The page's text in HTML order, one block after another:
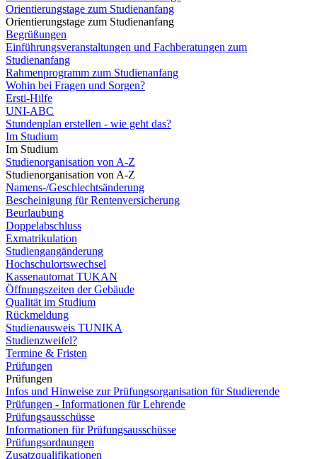
Orientierungstage zum Studienanfang
Orientierungstage zum Studienanfang
Begrüßungen
Einführungsveranstaltungen und Fachberatungen zum
Studienanfang
Rahmenprogramm zum Studienanfang
Wohin bei Fragen und Sorgen?
Ersti-Hilfe
UNI-ABC
Stundenplan erstellen - wie geht das?
Im Studium
Im Studium
Studienorganisation von A-Z
Studienorganisation von A-Z
Namens-/Geschlechtsänderung
Bescheinigung für Rentenversicherung
Beurlaubung
Doppelabschluss
Exmatrikulation
Studiengangänderung
Hochschulortswechsel
Kassenautomat TUKAN
Öffnungszeiten der Gebäude
Qualität im Studium
Rückmeldung
Studienausweis TUNIKA
Studienzweifel?
Termine & Fristen
Prüfungen
Prüfungen
Infos und Hinweise zur Prüfungsorganisation für Studierende
Prüfungen - Informationen für Lehrende
Prüfungsausschüsse
Informationen für Prüfungsausschüsse
Prüfungsordnungen
Zusatzqualifikationen